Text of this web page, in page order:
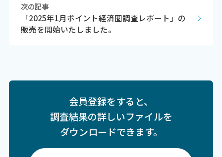
次の記事
「2025年1月ポイント経済圏調査レポート」の
販売を開始いたしました。
会員登録をすると、
調査結果の詳しいファイルを
ダウンロードできます。